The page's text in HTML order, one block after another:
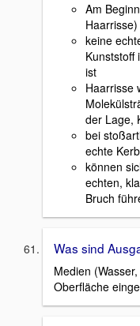
Am
Haarrisse)
keine
Kunststoff
ist
Haarrisse
der Lage,
bei
echte
können
echten,
Bruch
Was sind
Medien
Oberfläche